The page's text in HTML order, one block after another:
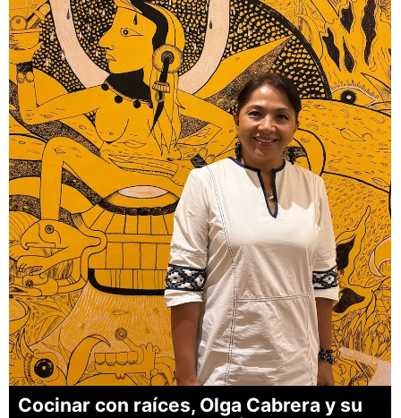
Cocinar con raíces, Olga Cabrera y su